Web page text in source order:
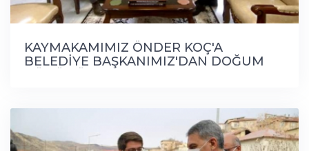
KAYMAKAMIMIZ ÖNDER KOÇ'A
BELEDİYE BAŞKANIMIZ'DAN DOĞUM